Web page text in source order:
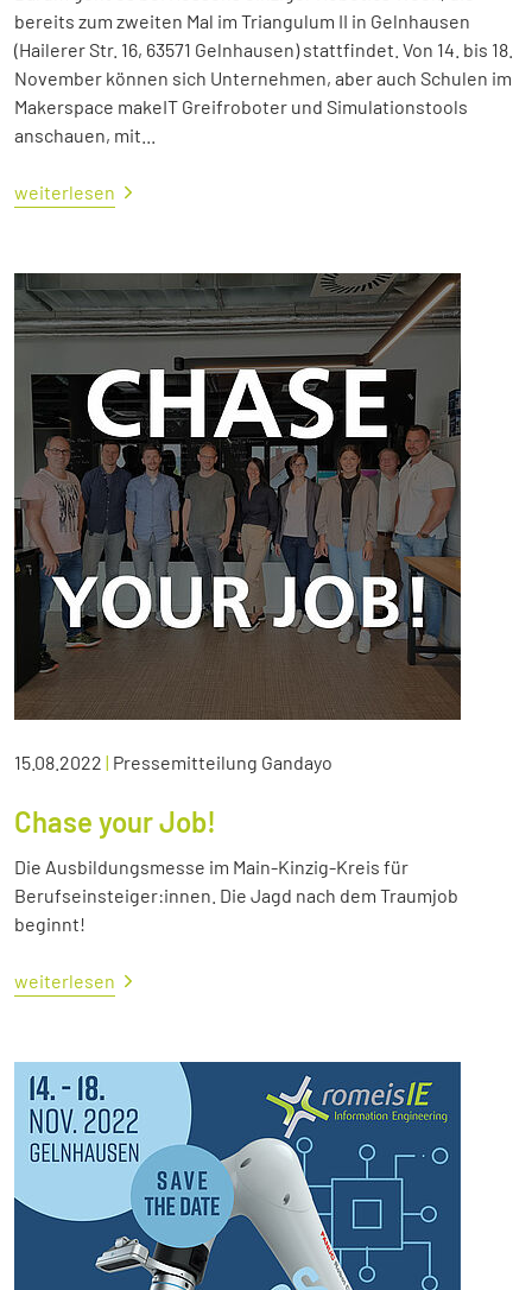
bereits zum zweiten Mal im Triangulum II in Gelnhausen
(Hailerer Str. 16, 63571 Gelnhausen) stattfindet. Von 14. bis 18.
November können sich Unternehmen, aber auch Schulen im
Makerspace makeIT Greifroboter und Simulationstools
anschauen, mit...
weiterlesen
15.08.2022 | Pressemitteilung Gandayo
Chase your Job!
Die Ausbildungsmesse im Main-Kinzig-Kreis für
Berufseinsteiger:innen. Die Jagd nach dem Traumjob
beginnt!
weiterlesen